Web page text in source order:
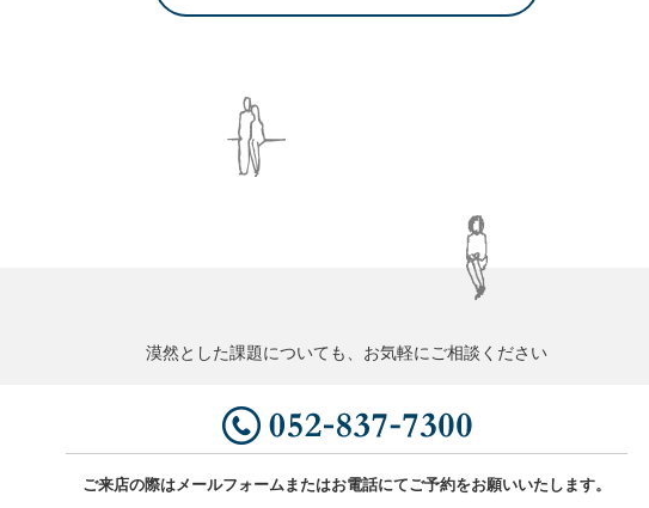
漠然とした課題についても、お気軽にご相談ください
ご来店の際はメールフォームまたはお電話にてご予約をお願いいたします。